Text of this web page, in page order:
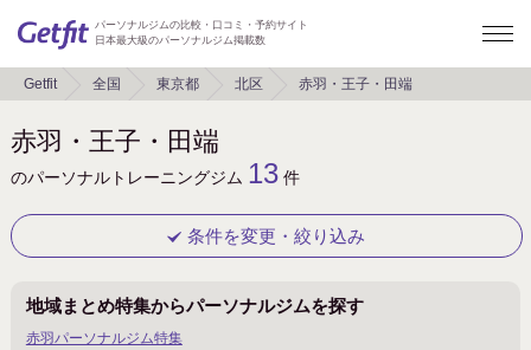
パーソナルジムの比較・口コミ・予約サイト
日本最大級のパーソナルジム掲載数
Getfit 全国 東京都 北区 赤羽・王子・田端
赤羽・王子・田端
のパーソナルトレーニングジム 13 件
条件を変更・絞り込み
キーワード
地域まとめ特集からパーソナルジムを探す
赤羽パーソナルジム特集